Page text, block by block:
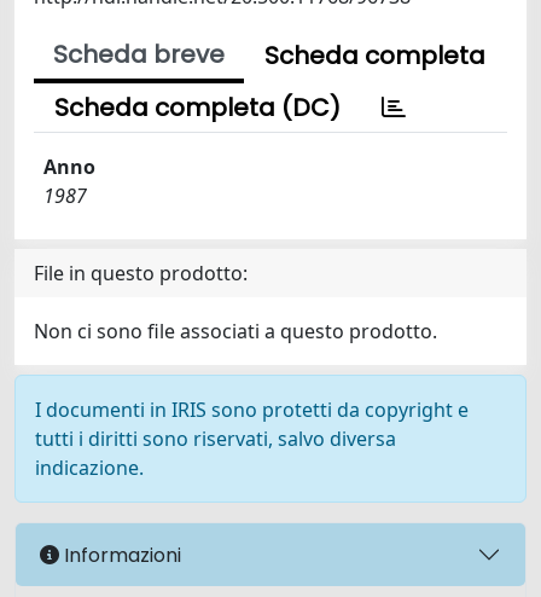
Scheda breve
Scheda completa
Scheda completa (DC)
Anno
1987
File in questo prodotto:
Non ci sono file associati a questo prodotto.
I documenti in IRIS sono protetti da copyright e
tutti i diritti sono riservati, salvo diversa
indicazione.
Informazioni